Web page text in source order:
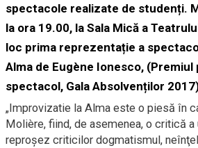
spectacole realizate de studenți.
la ora 19.00, la Sala Mică a
loc prima reprezentație a
Alma de Eugène Ionesco,
spectacol, Gala Absolvenților
„Improvizatie la Alma este o piesă în
Molière, fiind, de asemenea, o critică
reproșez criticilor dogmatismul,